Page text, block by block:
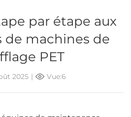
par étape aux
de machines de
PET
2025 | Vue:6